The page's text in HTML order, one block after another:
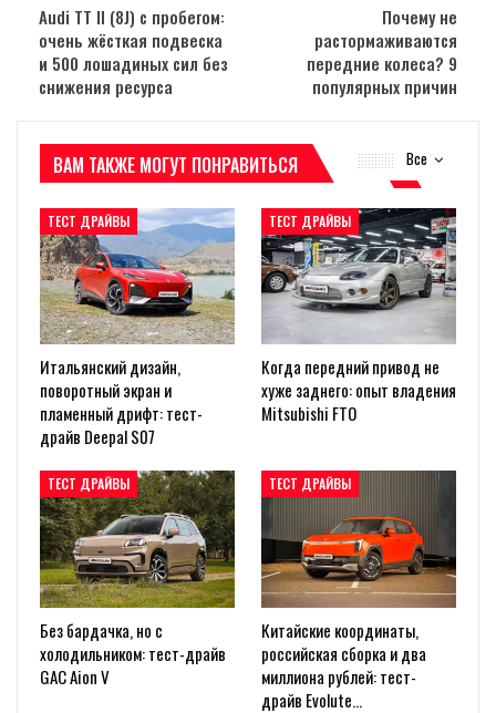
Audi TT II (8J) с пробегом:
очень жёсткая подвеска
и 500 лошадиных сил без
снижения ресурса
Почему не
растормаживаются
передние колеса? 9
популярных причин
Все
ВАМ ТАКЖЕ МОГУТ ПОНРАВИТЬСЯ
ТЕСТ ДРАЙВЫ
Итальянский дизайн,
поворотный экран и
пламенный дрифт: тест-
драйв Deepal S07
ТЕСТ ДРАЙВЫ
Когда передний привод не
хуже заднего: опыт владения
Mitsubishi FTO
ТЕСТ ДРАЙВЫ
Без бардачка, но с
холодильником: тест-драйв
GAC Aion V
ТЕСТ ДРАЙВЫ
Китайские координаты,
российская сборка и два
миллиона рублей: тест-
драйв Evolute…